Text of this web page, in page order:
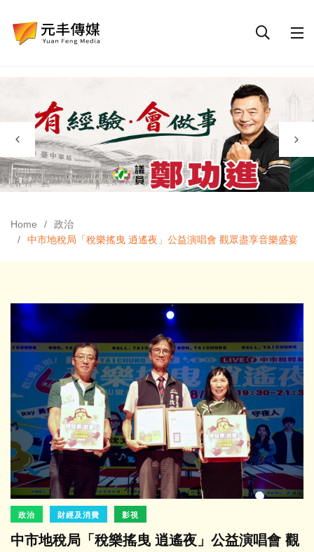
Home
政治
中市地稅局「稅樂搖曳 逍遙夜」公益演唱會 觀眾盡享音樂盛宴
政治 財經及消費 影視
中市地稅局「稅樂搖曳 逍遙夜」公益演唱會 觀